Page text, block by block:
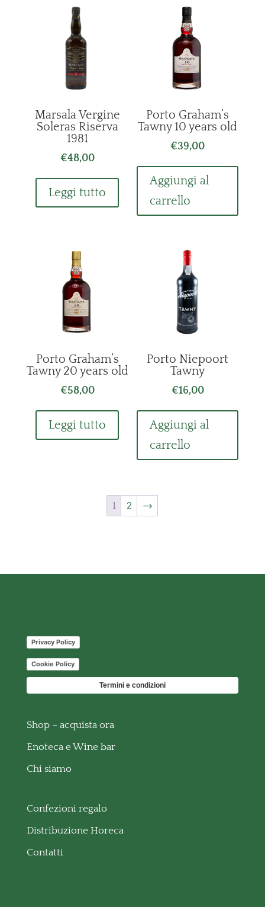
Marsala Vergine
Soleras Riserva
1981
€48,00
Leggi tutto
Porto Graham’s
Tawny 10 years old
€39,00
Aggiungi al
carrello
Porto Graham’s
Tawny 20 years old
€58,00
Leggi tutto
Porto Niepoort
Tawny
€16,00
Aggiungi al
carrello
1 2 →
Privacy Policy
Cookie Policy
Termini e condizioni
Shop – acquista ora
Enoteca e Wine bar
Chi siamo
Confezioni regalo
Distribuzione Horeca
Contatti